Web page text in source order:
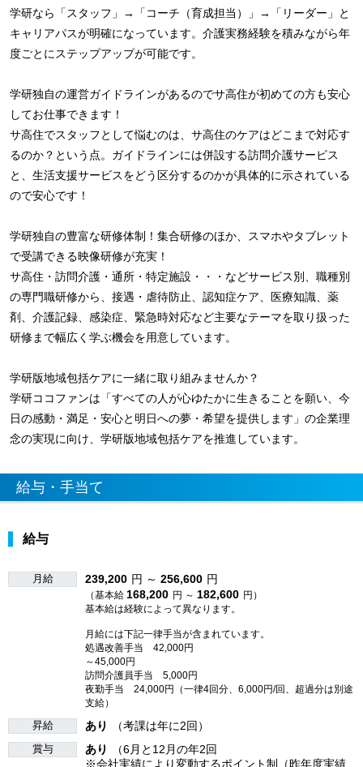
学研なら「スタッフ」→「コーチ（育成担当）」→「リーダー」と
キャリアパスが明確になっています。介護実務経験を積みながら年
度ごとにステップアップが可能です。
学研独自の運営ガイドラインがあるのでサ高住が初めての方も安心
してお仕事できます！
サ高住でスタッフとして悩むのは、サ高住のケアはどこまで対応す
るのか？という点。ガイドラインには併設する訪問介護サービス
と、生活支援サービスをどう区分するのかが具体的に示されている
ので安心です！
学研独自の豊富な研修体制！集合研修のほか、スマホやタブレット
で受講できる映像研修が充実！
サ高住・訪問介護・通所・特定施設・・・などサービス別、職種別
の専門職研修から、接遇・虐待防止、認知症ケア、医療知識、薬
剤、介護記録、感染症、緊急時対応など主要なテーマを取り扱った
研修まで幅広く学ぶ機会を用意しています。
学研版地域包括ケアに一緒に取り組みませんか？
学研ココファンは「すべての人が心ゆたかに生きることを願い、今
日の感動・満足・安心と明日への夢・希望を提供します」の企業理
念の実現に向け、学研版地域包括ケアを推進しています。
給与・手当て
給与
月給 239,200 円 ～ 256,600 円
（基本給 168,200 円 ～ 182,600 円）
基本給は経験によって異なります。
月給には下記一律手当が含まれています。
処遇改善手当 42,000円
～45,000円
訪問介護員手当 5,000円
夜勤手当 24,000円（一律4回分、6,000円/回、超過分は別途
支給）
昇給 あり （考課は年に2回）
賞与 あり
（6月と12月の年2回
※会社実績により変動するポイント制（昨年度実績